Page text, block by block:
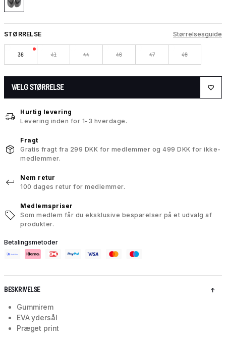
STØRRELSE Størrelsesguide
36 41 44 46 47 48
VÆLG STØRRELSE
Hurtig levering
Levering inden for 1-3 hverdage.
Fragt
Gratis fragt fra 299 DKK for medlemmer og 499 DKK for ikke-
medlemmer.
Nem retur
100 dages retur for medlemmer.
Medlemspriser
Som medlem får du eksklusive besparelser på et udvalg af
produkter.
Betalingsmetoder
BESKRIVELSE
Gummirem
EVA ydersål
Præget print